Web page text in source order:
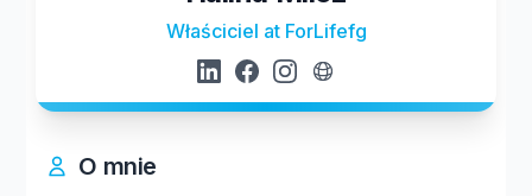
Właściciel at ForLifefg
O mnie